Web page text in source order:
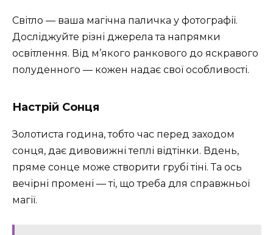
Світло — ваша магічна паличка у фотографії.
Досліджуйте різні джерела та напрямки
освітлення. Від м’якого ранкового до яскравого
полуденного — кожен надає свої особливості.
Настрій Сонця
Золотиста година, тобто час перед заходом
сонця, дає дивовижні теплі відтінки. Вдень,
пряме сонце може створити грубі тіні. Та ось
вечірні промені — ті, що треба для справжньої
магії.